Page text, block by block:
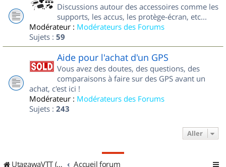
Discussions autour des accessoires comme les
supports, les accus, les protège-écran, etc...
Modérateur : Modérateurs des Forums
Sujets : 59
Aide pour l'achat d'un GPS
Vous avez des doutes, des questions, des
comparaisons à faire sur des GPS avant un
achat, c'est ici !
Modérateur : Modérateurs des Forums
Sujets : 243
Aller
UtagawaVTT (Randos VTT et VTTAE avec traces GPS) Accueil forum